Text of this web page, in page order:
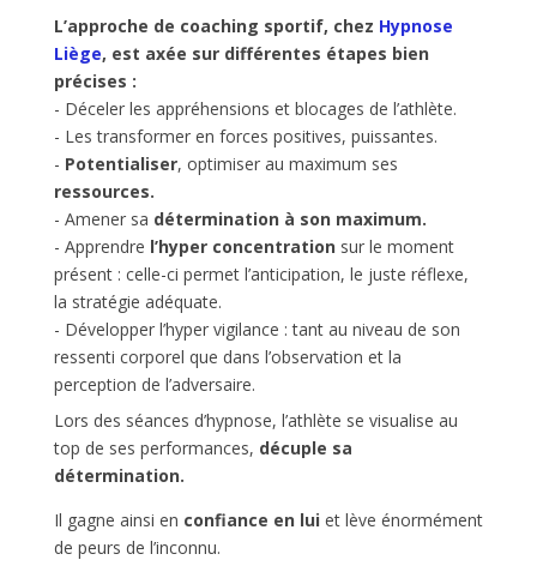
L’approche de coaching sportif, chez Hypnose
Liège, est axée sur différentes étapes bien
précises :
- Déceler les appréhensions et blocages de l’athlète.
- Les transformer en forces positives, puissantes.
- Potentialiser, optimiser au maximum ses
ressources.
- Amener sa détermination à son maximum.
- Apprendre l’hyper concentrationsur le moment
présent : celle-ci permet l’anticipation, le juste réflexe,
la stratégie adéquate.
- Développer l’hyper vigilance : tant au niveau de son
ressenti corporel que dans l’observation et la
perception de l’adversaire.
Lors des séances d’hypnose, l’athlète se visualise au
top de ses performances, décuple sa
détermination.
Il gagne ainsi en confiance en luiet lève énormément
de peurs de l’inconnu.